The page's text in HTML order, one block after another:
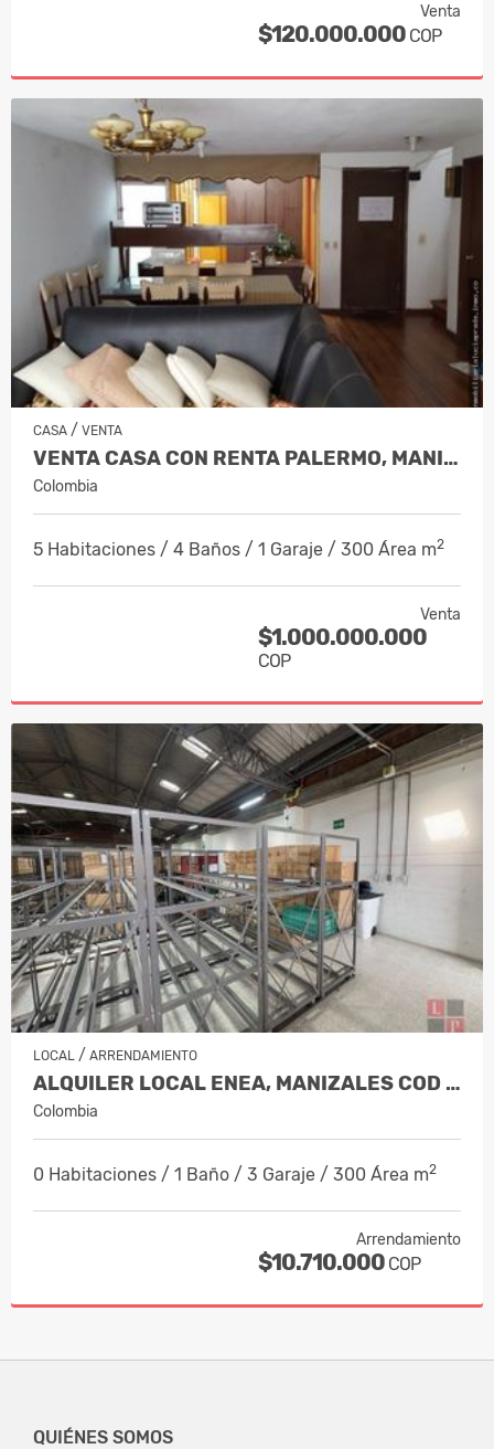
Venta
$120.000.000 COP
CASA / VENTA
VENTA CASA CON RENTA PALERMO, MANIZA…
Colombia
5 Habitaciones / 4 Baños / 1 Garaje / 300 Área m2
Venta
$1.000.000.000
COP
LOCAL / ARRENDAMIENTO
ALQUILER LOCAL ENEA, MANIZALES COD 1…
Colombia
0 Habitaciones / 1 Baño / 3 Garaje / 300 Área m2
Arrendamiento
$10.710.000 COP
QUIÉNES SOMOS